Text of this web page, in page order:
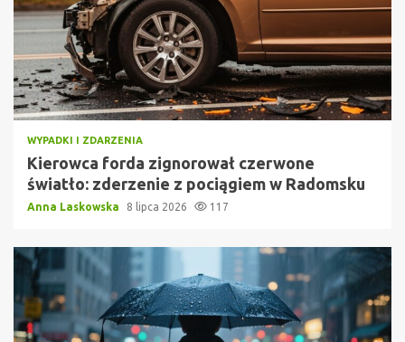
WYPADKI I ZDARZENIA
Kierowca forda zignorował czerwone
światło: zderzenie z pociągiem w Radomsku
Anna Laskowska 8 lipca 2026 117